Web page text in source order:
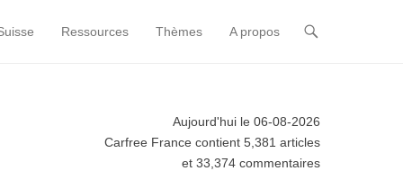
Ressources Thèmes A propos
Aujourd'hui le 06-08-2026
Carfree France contient 5,381 articles
et 33,374 commentaires